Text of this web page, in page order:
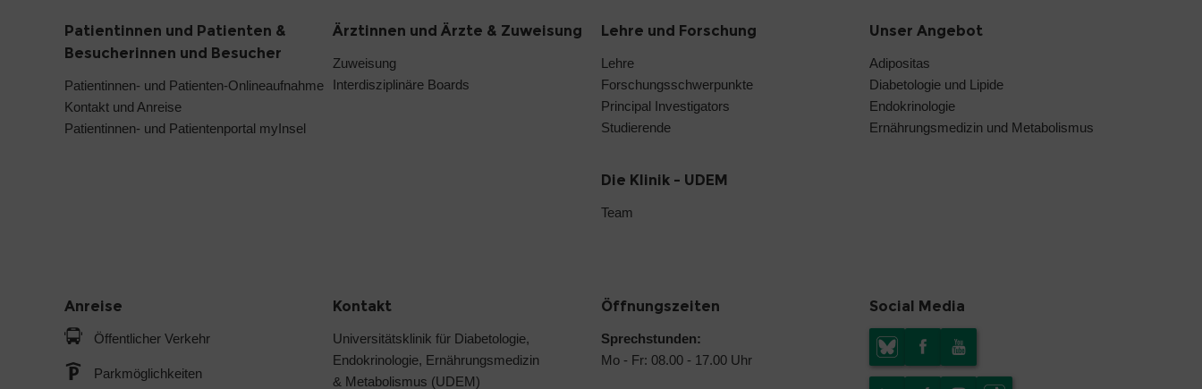
Patientinnen und Patienten &
Besucherinnen und Besucher
Patientinnen- und Patienten-Onlineaufnahme
Kontakt und Anreise
Patientinnen- und Patientenportal myInsel
Ärztinnen und Ärzte & Zuweisung
Zuweisung
Interdisziplinäre Boards
Lehre und Forschung
Lehre
Forschungsschwerpunkte
Principal Investigators
Studierende
Die Klinik - UDEM
Team
Unser Angebot
Adipositas
Diabetologie und Lipide
Endokrinologie
Ernährungsmedizin und Metabolismus
Anreise
Öffentlicher Verkehr
Parkmöglichkeiten
Kontakt
Universitätsklinik für Diabetologie,
Endokrinologie, Ernährungsmedizin
& Metabolismus (UDEM)
Öffnungszeiten
Sprechstunden:
Mo - Fr: 08.00 - 17.00 Uhr
Social Media